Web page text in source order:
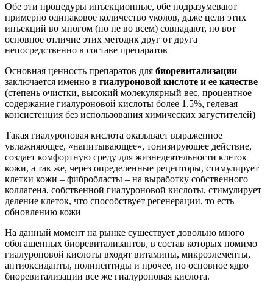
Обе эти процедуры инъекционные, обе подразумевают
примерно одинаковое количество уколов, даже цели этих
инъекций во многом (но не во всем) совпадают, но вот
основное отличие этих методик друг от друга
непосредственно в составе препаратов
Основная ценность препаратов для биоревитализации
заключается именно в гиалуроновой кислоте и ее качестве
(степень очистки, высокий молекулярный вес, процентное
содержание гиалуроновой кислоты более 1.5%, гелевая
консистенция без использования химических загустителей)
Такая гиалуроновая кислота оказывает выраженное
увлажняющее, «напитывающее», тонизирующее действие,
создает комфортную среду для жизнедеятельности клеток
кожи, а так же, через определенные рецепторы, стимулирует
клетки кожи – фибробласты – на выработку собственного
коллагена, собственной гиалуроновой кислоты, стимулирует
деление клеток, что способствует регенерации, то есть
обновлению кожи
На данный момент на рынке существует довольно много
обогащенных биоревитализантов, в состав которых помимо
гиалуроновой кислоты входят витамины, микроэлементы,
антиоксиданты, полипептиды и прочее, но основное ядро
биоревитализации все же гиалуроновая кислота.